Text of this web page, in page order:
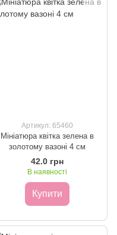
Артикул: 65460
Мініатюра квітка зелена в
золотому вазоні 4 см
42.0 грн
В наявності
Купити